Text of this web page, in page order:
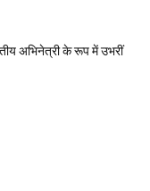
अभिनेत्री के रूप में उभरीं